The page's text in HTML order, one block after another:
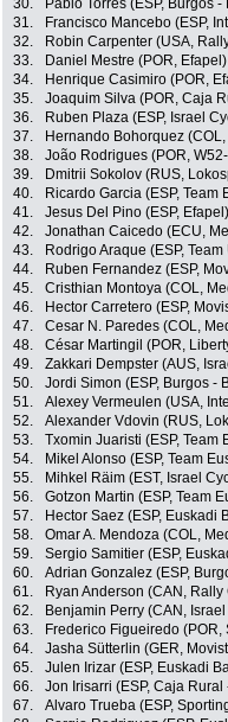
30.
Pablo Torres (ESP, Burgos -
31.
Francisco Mancebo (ESP,
32.
Robin Carpenter (USA,
33.
Daniel Mestre (POR, Efapel)
34.
Henrique Casimiro (POR,
35.
Joaquim Silva (POR, Caja
36.
Ruben Plaza (ESP, Israel
37.
Hernando Bohorquez
38.
João Rodrigues (POR,
39.
Dmitrii Sokolov (RUS,
40.
Ricardo Garcia (ESP, Team
41.
Jesus Del Pino (ESP, Efapel)
42.
Jonathan Caicedo (ECU,
43.
Rodrigo Araque (ESP, Team
44.
Ruben Fernandez (ESP,
45.
Cristhian Montoya (COL,
46.
Hector Carretero (ESP,
47.
Cesar N. Paredes (COL,
48.
César Martingil (POR,
49.
Zakkari Dempster (AUS,
50.
Jordi Simon (ESP, Burgos -
51.
Alexey Vermeulen (USA,
52.
Alexander Vdovin (RUS,
53.
Txomin Juaristi (ESP, Team
54.
Mikel Alonso (ESP, Team
55.
Mihkel Räim (EST, Israel
56.
Gotzon Martin (ESP, Team
57.
Hector Saez (ESP, Euskadi
58.
Omar A. Mendoza (COL,
59.
Sergio Samitier (ESP,
60.
Adrian Gonzalez (ESP,
61.
Ryan Anderson (CAN, Rally
62.
Benjamin Perry (CAN,
63.
Frederico Figueiredo (POR,
64.
Jasha Sütterlin (GER,
65.
Julen Irizar (ESP, Euskadi
66.
Jon Irisarri (ESP, Caja
67.
Alvaro Trueba (ESP,